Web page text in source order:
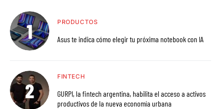
PRODUCTOS
Asus te indica cómo elegir tu próxima notebook con IA
FINTECH
GURPI, la fintech argentina, habilita el acceso a activos
productivos de la nueva economía urbana